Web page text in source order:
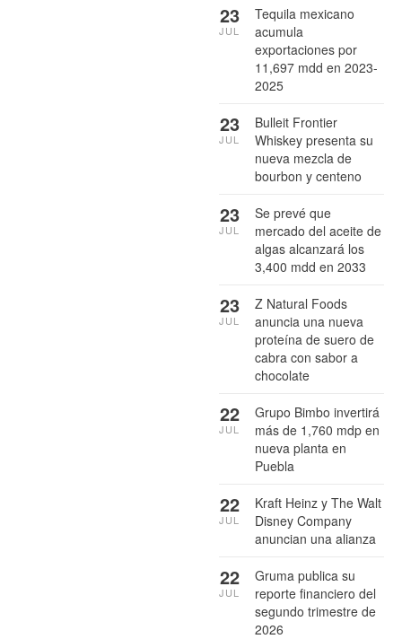
Tequila mexicano
acumula
exportaciones por
11,697 mdd en 2023-
2025
23
JUL
Bulleit Frontier
Whiskey presenta su
nueva mezcla de
bourbon y centeno
23
JUL
Se prevé que
mercado del aceite de
algas alcanzará los
3,400 mdd en 2033
23
JUL
Z Natural Foods
anuncia una nueva
proteína de suero de
cabra con sabor a
chocolate
23
JUL
Grupo Bimbo invertirá
más de 1,760 mdp en
nueva planta en
Puebla
22
JUL
Kraft Heinz y The Walt
Disney Company
anuncian una alianza
22
JUL
Gruma publica su
reporte financiero del
segundo trimestre de
2026
22
JUL